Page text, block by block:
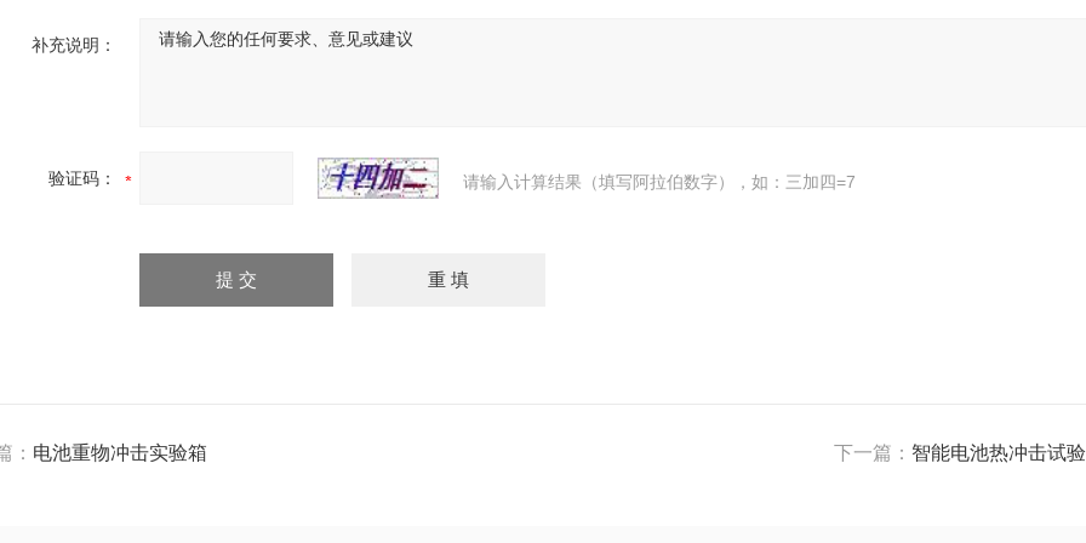
补充说明：
验证码： 请输入计算结果（填写阿拉伯数字），如：三加四=7
： 电池重物冲击实验箱 下一篇： 智能电池热冲击试